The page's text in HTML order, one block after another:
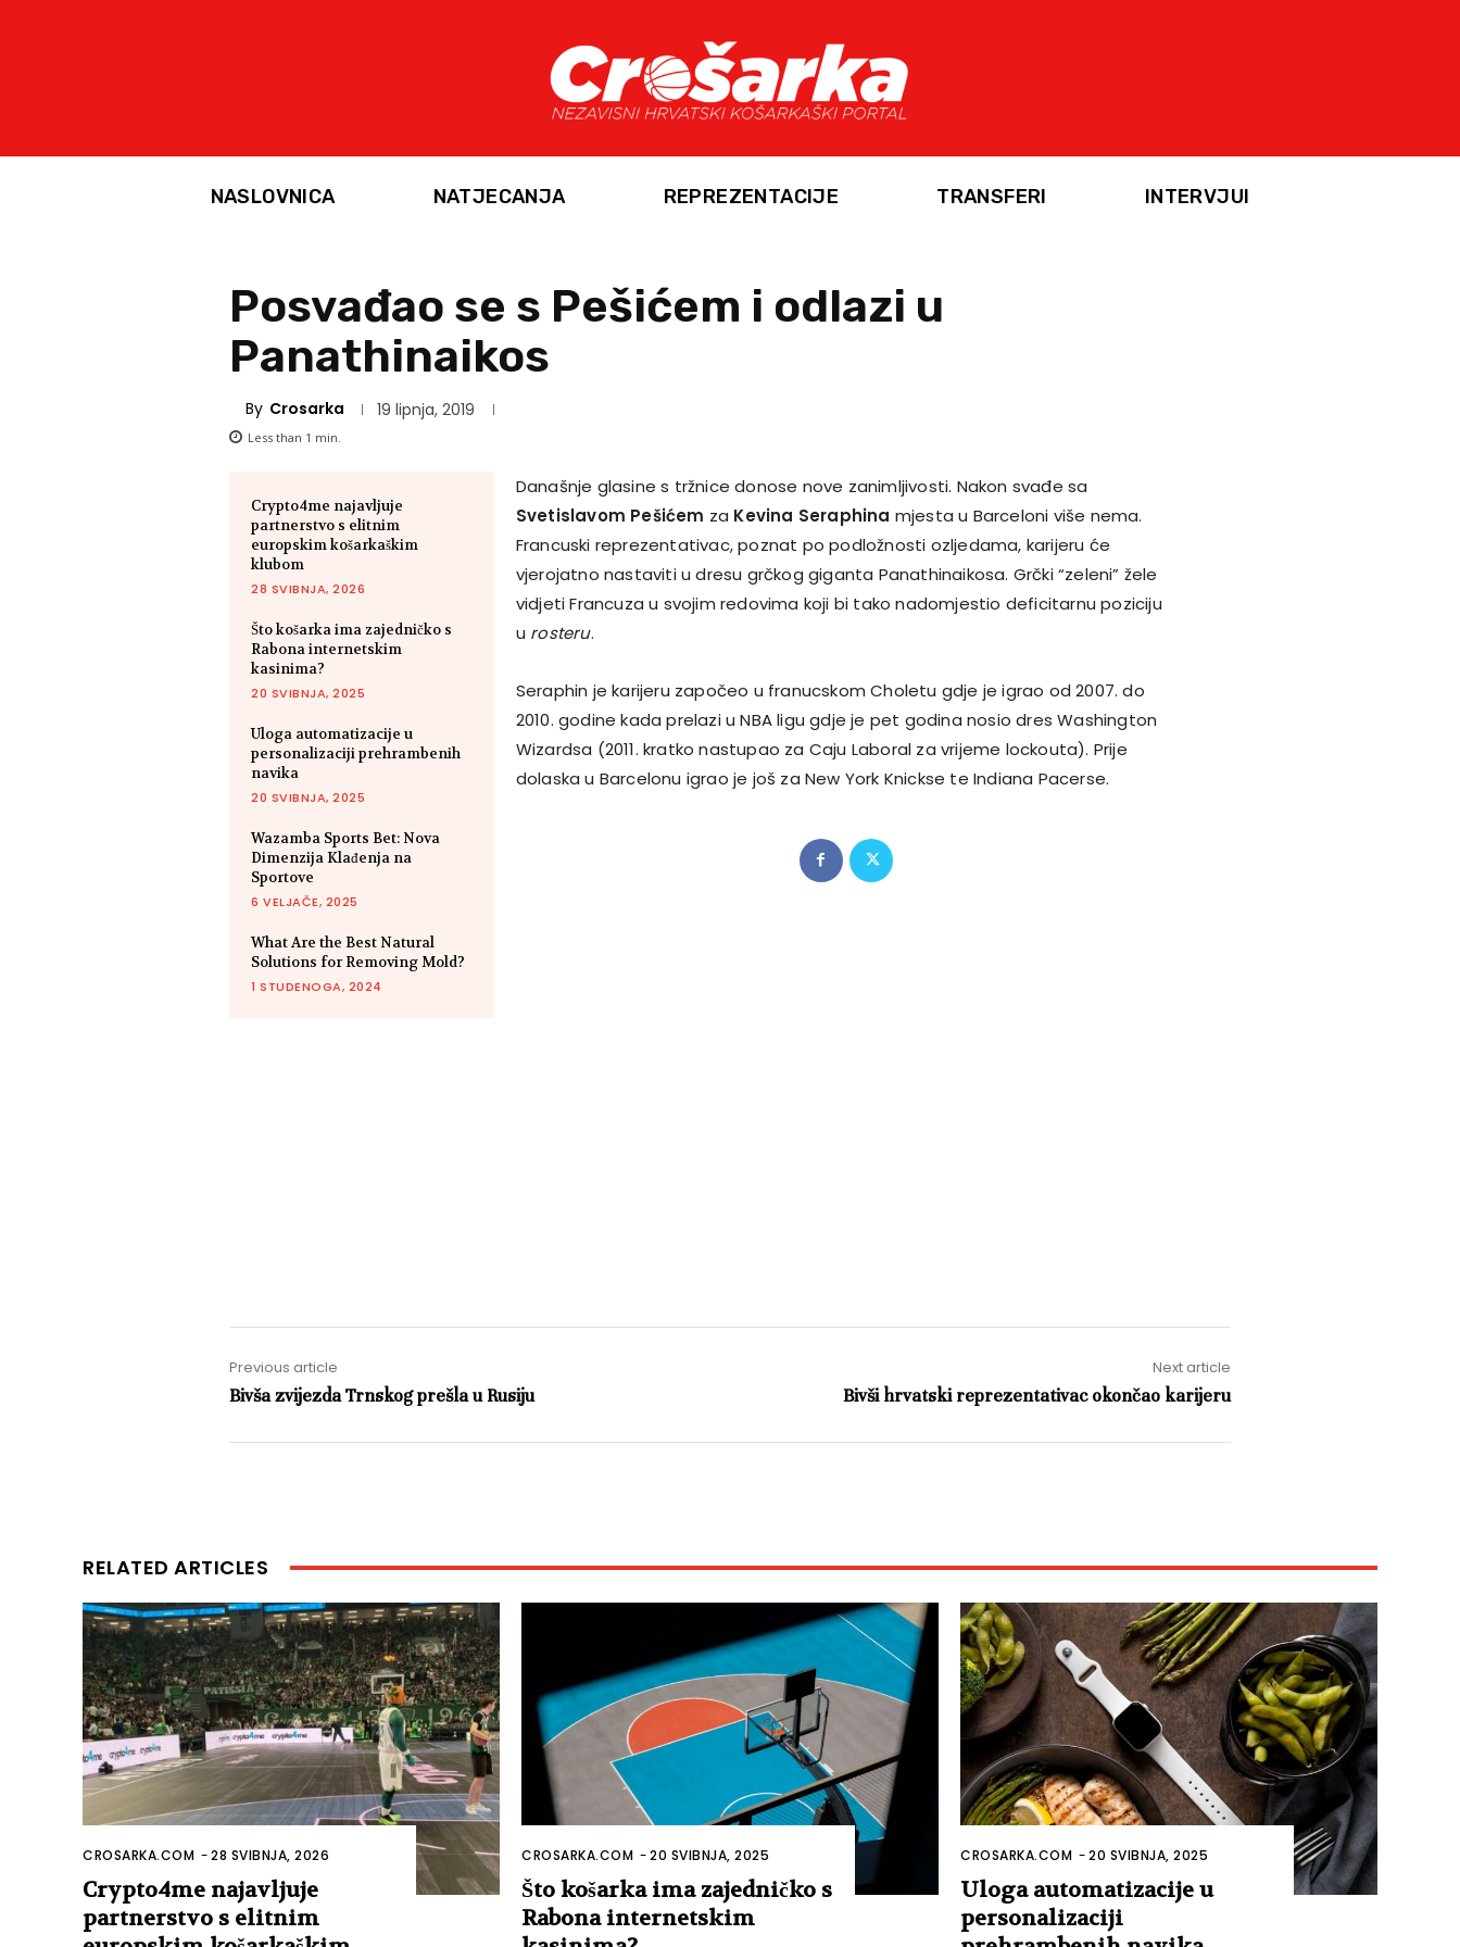
NASLOVNICA NATJECANJA REPREZENTACIJE TRANSFERI INTERVJUI
Posvađao se s Pešićem i odlazi u
Panathinaikos
By Crosarka 19 lipnja, 2019
Less than 1 min.
Crypto4me najavljuje
partnerstvo s elitnim
europskim košarkaškim
klubom
28 SVIBNJA, 2026
Što košarka ima zajedničko s
Rabona internetskim
kasinima?
20 SVIBNJA, 2025
Uloga automatizacije u
personalizaciji prehrambenih
navika
20 SVIBNJA, 2025
Wazamba Sports Bet: Nova
Dimenzija Klađenja na
Sportove
6 VELJAČE, 2025
What Are the Best Natural
Solutions for Removing Mold?
1 STUDENOGA, 2024
Današnje glasine s tržnice donose nove zanimljivosti. Nakon svađe sa
Svetislavom Pešićem za Kevina Seraphina mjesta u Barceloni više nema.
Francuski reprezentativac, poznat po podložnosti ozljedama, karijeru će
vjerojatno nastaviti u dresu grčkog giganta Panathinaikosa. Grčki “zeleni” žele
vidjeti Francuza u svojim redovima koji bi tako nadomjestio deficitarnu poziciju
u rosteru.
Seraphin je karijeru započeo u franucskom Choletu gdje je igrao od 2007. do
2010. godine kada prelazi u NBA ligu gdje je pet godina nosio dres Washington
Wizardsa (2011. kratko nastupao za Caju Laboral za vrijeme lockouta). Prije
dolaska u Barcelonu igrao je još za New York Knickse te Indiana Pacerse.
Previous article
Bivša zvijezda Trnskog prešla u Rusiju
Next article
Bivši hrvatski reprezentativac okončao karijeru
RELATED ARTICLES
CROSARKA.COM -28 SVIBNJA, 2026
Crypto4me najavljuje
partnerstvo s elitnim
CROSARKA.COM -20 SVIBNJA, 2025
Što košarka ima zajedničko s
Rabona internetskim
CROSARKA.COM -20 SVIBNJA, 2025
Uloga automatizacije u
personalizaciji